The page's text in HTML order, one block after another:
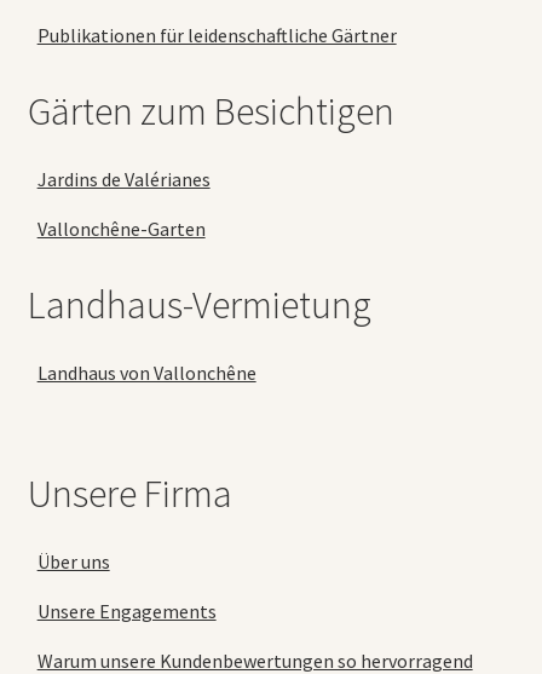
Publikationen für leidenschaftliche Gärtner
Gärten zum Besichtigen
Jardins de Valérianes
Vallonchêne-Garten
Landhaus-Vermietung
Landhaus von Vallonchêne
Unsere Firma
Über uns
Unsere Engagements
Warum unsere Kundenbewertungen so hervorragend